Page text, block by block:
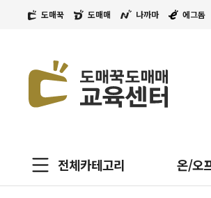
도매꾹 도매매 나까마 에그돔
전체카테고리 온/오